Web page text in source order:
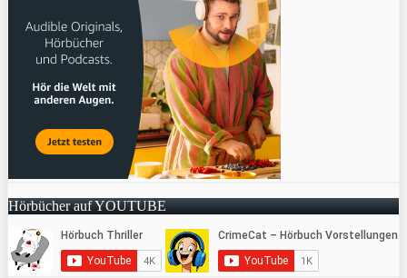
Hörbücher auf YOUTUBE